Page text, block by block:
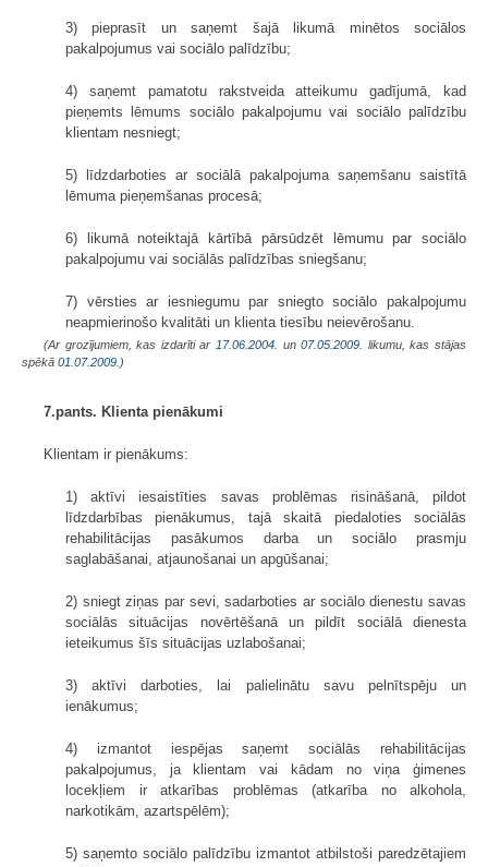
3) pieprasīt un saņemt šajā likumā minētos sociālos
pakalpojumus vai sociālo palīdzību;
4) saņemt pamatotu rakstveida atteikumu gadījumā, kad
pieņemts lēmums sociālo pakalpojumu vai sociālo palīdzību
klientam nesniegt;
5) līdzdarboties ar sociālā pakalpojuma saņemšanu saistītā
lēmuma pieņemšanas procesā;
6) likumā noteiktajā kārtībā pārsūdzēt lēmumu par sociālo
pakalpojumu vai sociālās palīdzības sniegšanu;
7) vērsties ar iesniegumu par sniegto sociālo pakalpojumu
neapmierinošo kvalitāti un klienta tiesību neievērošanu.
(Ar grozījumiem, kas izdarīti ar 17.06.2004. un07.05.2009 . likumu, kas stājas
spēkā 01.07.2009. )
7.pants. Klienta pienākumi
Klientam ir pienākums:
1) aktīvi iesaistīties savas problēmas risināšanā, pildot
līdzdarbības pienākumus, tajā skaitā piedaloties sociālās
rehabilitācijas pasākumos darba un sociālo prasmju
saglabāšanai, atjaunošanai un apgūšanai;
2) sniegt ziņas par sevi, sadarboties ar sociālo dienestu savas
sociālās situācijas novērtēšanā un pildīt sociālā dienesta
ieteikumus šīs situācijas uzlabošanai;
3) aktīvi darboties, lai palielinātu savu pelnītspēju un
ienākumus;
4) izmantot iespējas saņemt sociālās rehabilitācijas
pakalpojumus, ja klientam vai kādam no viņa ģimenes
locekļiem ir atkarības problēmas (atkarība no alkohola,
narkotikām, azartspēlēm);
5) saņemto sociālo palīdzību izmantot atbilstoši paredzētajiem